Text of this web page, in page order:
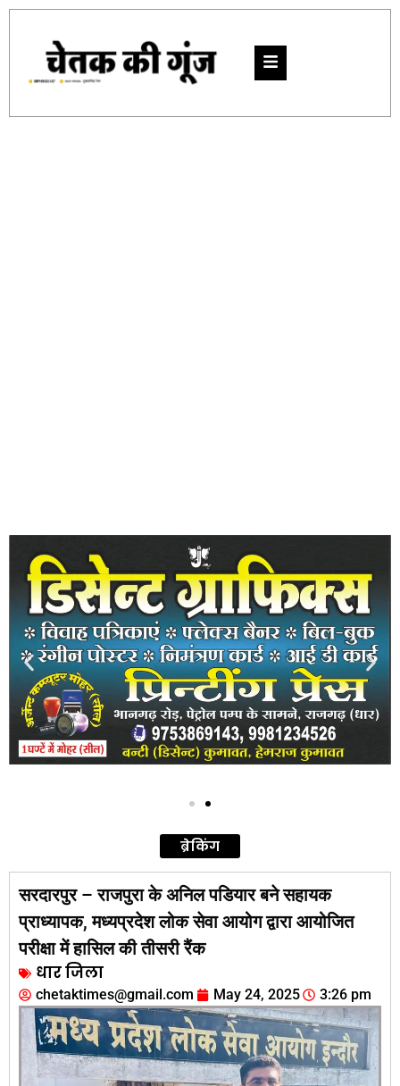
ब्रेकिंग
सरदारपुर – राजपुरा के अनिल पडियार बने सहायक
प्राध्यापक, मध्यप्रदेश लोक सेवा आयोग द्वारा आयोजित
परीक्षा में हासिल की तीसरी रैंक
धार जिला
chetaktimes@gmail.com May 24, 2025 3:26 pm